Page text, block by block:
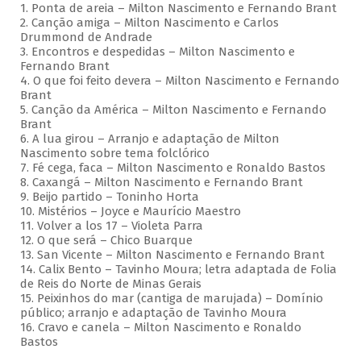
1. Ponta de areia – Milton Nascimento e Fernando Brant
2. Canção amiga – Milton Nascimento e Carlos
Drummond de Andrade
3. Encontros e despedidas – Milton Nascimento e
Fernando Brant
4. O que foi feito devera – Milton Nascimento e Fernando
Brant
5. Canção da América – Milton Nascimento e Fernando
Brant
6. A lua girou – Arranjo e adaptação de Milton
Nascimento sobre tema folclórico
7. Fé cega, faca – Milton Nascimento e Ronaldo Bastos
8. Caxangá – Milton Nascimento e Fernando Brant
9. Beijo partido – Toninho Horta
10. Mistérios – Joyce e Maurício Maestro
11. Volver a los 17 – Violeta Parra
12. O que será – Chico Buarque
13. San Vicente – Milton Nascimento e Fernando Brant
14. Calix Bento – Tavinho Moura; letra adaptada de Folia
de Reis do Norte de Minas Gerais
15. Peixinhos do mar (cantiga de marujada) – Domínio
público; arranjo e adaptação de Tavinho Moura
16. Cravo e canela – Milton Nascimento e Ronaldo
Bastos